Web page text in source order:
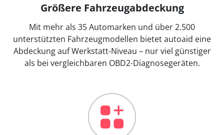
Größere Fahrzeugabdeckung
Mit mehr als 35 Automarken und über 2.500
unterstützten Fahrzeugmodellen bietet autoaid eine
Abdeckung auf Werkstatt-Niveau – nur viel günstiger
als bei vergleichbaren OBD2-Diagnosegeräten.